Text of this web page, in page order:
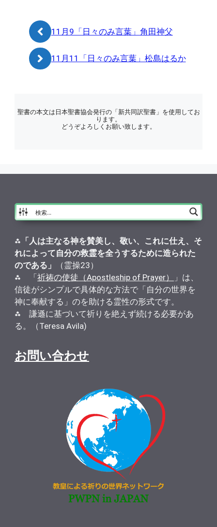
11月9「日々のみ言葉」角田神父
11月11「日々のみ言葉」松島はるか
聖書の本文は日本聖書協会発行の「新共同訳聖書」を使用してお
ります。
どうぞよろしくお願い致します。
⁂ 「人は主なる神を賛美し、敬い、これに仕え、そ
れによって自分の救霊を全うするために造られた
のである」
（霊操23）
⁂ 「 祈祷の使徒（Apostleship of Prayer）
」は、
信徒がシンプルで具体的な方法で「自分の世界を
神に奉献する」のを助ける霊性の形式です。
⁂ 謙遜に基づいて祈りを絶えず続ける必要があ
る。（Teresa Avila)
お問い合わせ